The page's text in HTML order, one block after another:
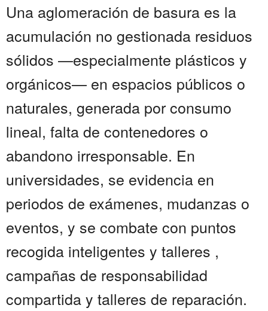
Una aglomeración de basura es la
acumulación no gestionada residuos
sólidos —especialmente plásticos y
orgánicos— en espacios públicos o
naturales, generada por consumo
lineal, falta de contenedores o
abandono irresponsable. En
universidades, se evidencia en
periodos de exámenes, mudanzas o
eventos, y se combate con puntos
recogida inteligentes y talleres ,
campañas de responsabilidad
compartida y talleres de reparación.